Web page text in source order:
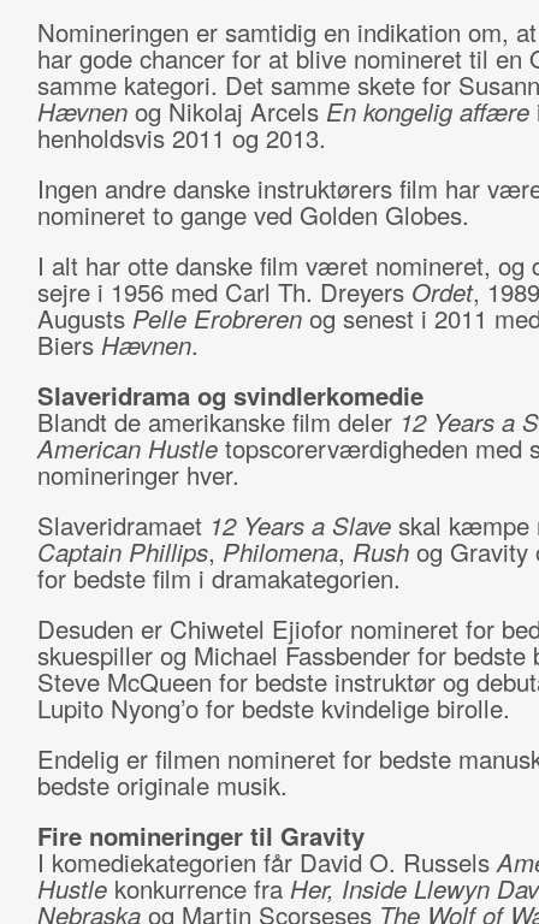
Nomineringen er samtidig en indikation om,
har gode chancer for at blive nomineret til en
samme kategori. Det samme skete for
Hævnenog Nikolaj Arcels En kongelig affære
henholdsvis 2011 og 2013.
Ingen andre danske instruktørers film har
nomineret to gange ved Golden Globes.
I alt har otte danske film været nomineret, og
sejre i 1956 med Carl Th. Dreyers Ordet,
Augusts Pelle Erobrerenog senest i 2011
Biers Hævnen.
Slaveridrama og svindlerkomedie
Blandt de amerikanske film deler 12 Years a
American Hustle topscorerværdigheden med
nomineringer hver.
Slaveridramaet 12 Years a Slave skal kæmpe
Captain Phillips, Philomena, Rushog Gravity
for bedste film i dramakategorien.
Desuden er Chiwetel Ejiofor nomineret for
skuespiller og Michael Fassbender for bedste
Steve McQueen for bedste instruktør og
Lupito Nyong’o for bedste kvindelige birolle.
Endelig er filmen nomineret for bedste
bedste originale musik.
Fire nomineringer til Gravity
I komediekategorien får David O. Russels
Hustlekonkurrence fra Her, Inside Llewyn
Nebraska og Martin Scorseses The Wolf of